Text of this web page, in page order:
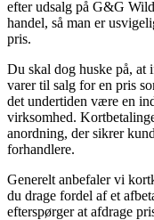
efter udsalg på G&G
handel, så man er
pris.
Du skal dog huske på, at
varer til salg for en pris
det undertiden være en
virksomhed.
anordning, der sikrer
forhandlere.
Generelt anbefaler vi
du drage fordel af et
efterspørger at afdrage